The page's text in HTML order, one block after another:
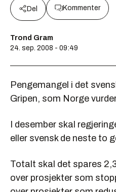
Del Kommenter
Trond Gram
24. sep. 2008 - 09:49
Pengemangel i det
Gripen, som Norge
I desember skal
eller svensk de neste to
Totalt skal det spares
over prosjekter som